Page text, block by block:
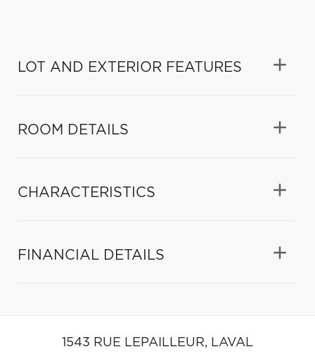
LOT AND EXTERIOR FEATURES
ROOM DETAILS
CHARACTERISTICS
FINANCIAL DETAILS
1543 RUE LEPAILLEUR, LAVAL